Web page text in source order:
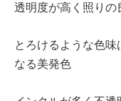
透明度が高く照りの
とろけるような色
なる美発色